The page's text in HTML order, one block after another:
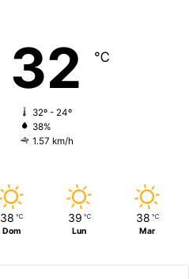
32 ℃
32º - 24º
38%
1.57 km/h
38 ℃
Dom
39 ℃
Lun
38 ℃
Mar